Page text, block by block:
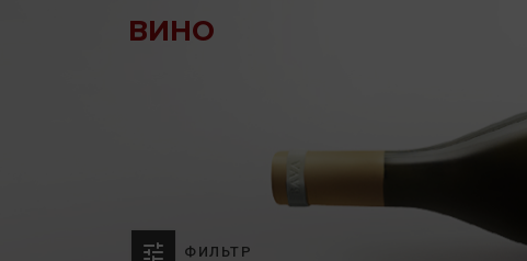
ВИНО
ФИЛЬТР